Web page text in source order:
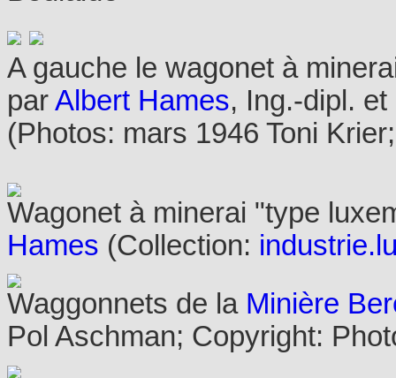
A gauche le wagonet à
parAlbert Hames, Ing.-dipl.
(Photos: mars 1946 Toni
Wagonet à minerai "type
Hames (Collection:
Waggonnets de la Minière
Pol Aschman; Copyright: